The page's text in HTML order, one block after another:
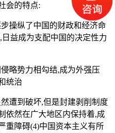
会的特点:
操纵了中国的财政和经济命
益成为支配中国的决定性力
势力相勾结,成为外强压
统治
到破坏,但是封建剥削制度
依然在广大地区内保持着,成
重障碍(4)中国资本主义有所